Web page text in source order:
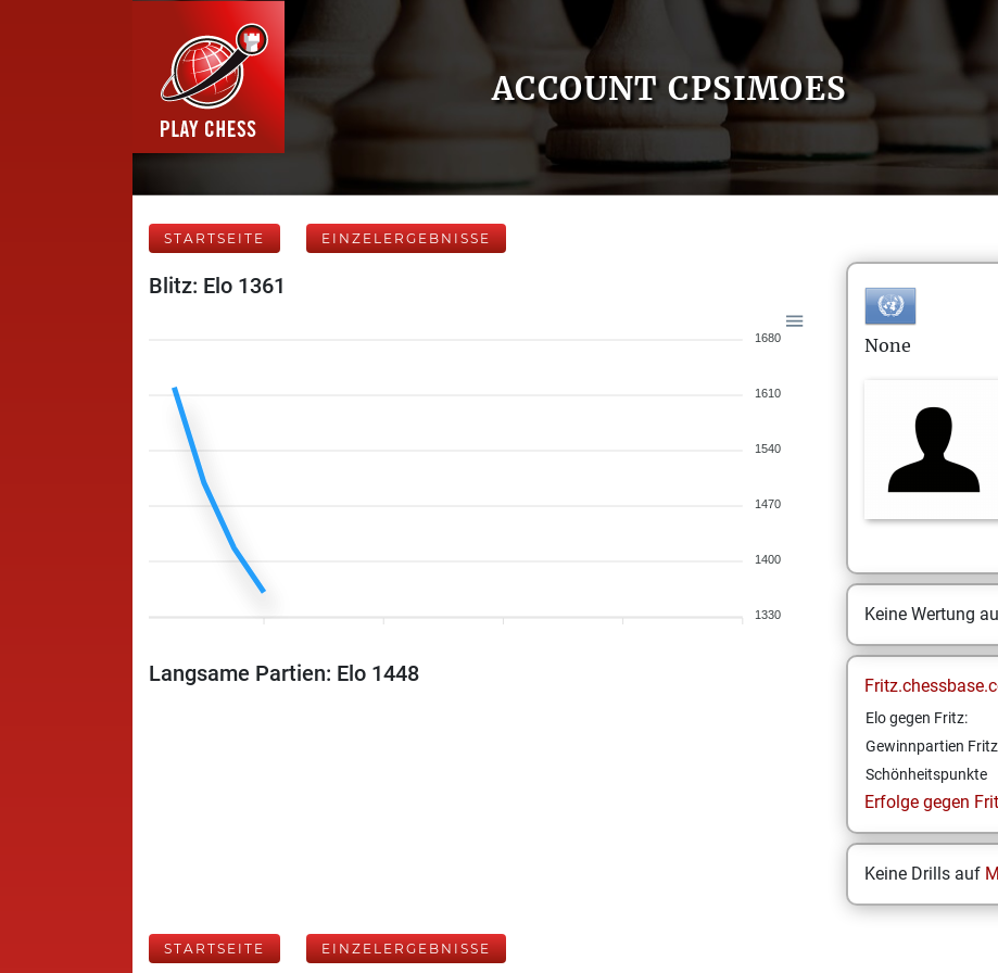
ACCOUNT CPSIMOES
STARTSEITE EINZELERGEBNISSE
Blitz: Elo 1361
1680
1610
1540
1470
1400
1330
Langsame Partien: Elo 1448
None
Keine Wertung
Elo gegen Fritz:
Gewinnpartien
Schönheitspunkte
Erfolge gegen
Keine Drills auf
STARTSEITE EINZELERGEBNISSE